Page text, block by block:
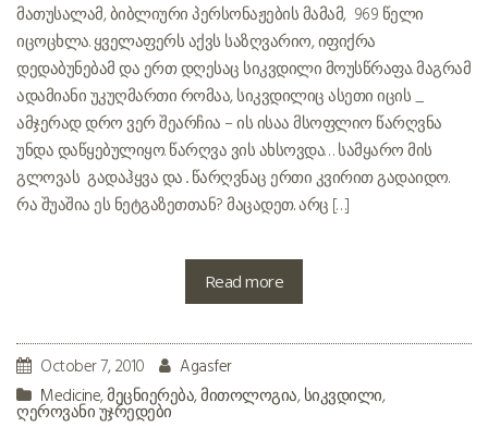
მათუსალამ, ბიბლიური პერსონაჟების მამამ, 969 წელი
იცოცხლა. ყველაფერს აქვს საზღვარიო, იფიქრა
დედაბუნებამ და ერთ დღესაც სიკვდილი მოუსწრაფა. მაგრამ
ადამიანი უკუღმართი რომაა, სიკვდილიც ასეთი იცის _
ამჯერად დრო ვერ შეარჩია – ის ისაა მსოფლიო წარღვნა
უნდა დაწყებულიყო. წარღვა ვის ახსოვდა… სამყარო მის
გლოვას გადაჰყვა და .. წარღვნაც ერთი კვირით გადაიდო.
რა შუაშია ეს ნეტგაზეთთან? მაცადეთ.. არც […]
Read more
October 7, 2010
Agasfer
Medicine,მეცნიერება,მითოლოგია,სიკვდილი,
ღეროვანი უჯრედები